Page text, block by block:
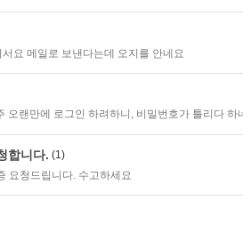
요 메일로 보낸다는데 오지를 안네요
오랜만에 로그인 하려하니, 비밀번호가 틀리다 하
합니다. (1)
요청드립니다. 수고하세요